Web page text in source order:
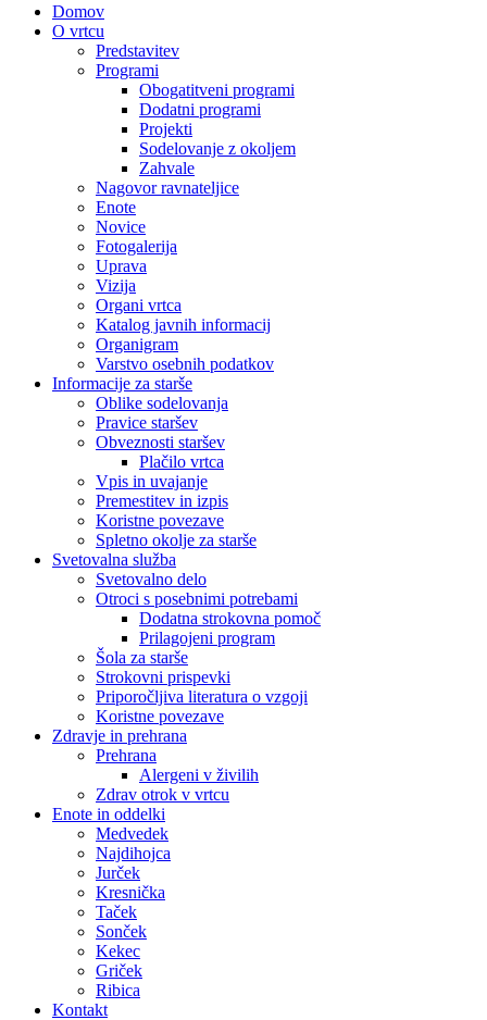
Domov
O vrtcu
Predstavitev
Programi
Obogatitveni programi
Dodatni programi
Projekti
Sodelovanje z okoljem
Zahvale
Nagovor ravnateljice
Enote
Novice
Fotogalerija
Uprava
Vizija
Organi vrtca
Katalog javnih informacij
Organigram
Varstvo osebnih podatkov
Informacije za starše
Oblike sodelovanja
Pravice staršev
Obveznosti staršev
Plačilo vrtca
Vpis in uvajanje
Premestitev in izpis
Koristne povezave
Spletno okolje za starše
Svetovalna služba
Svetovalno delo
Otroci s posebnimi potrebami
Dodatna strokovna pomoč
Prilagojeni program
Šola za starše
Strokovni prispevki
Priporočljiva literatura o vzgoji
Koristne povezave
Zdravje in prehrana
Prehrana
Alergeni v živilih
Zdrav otrok v vrtcu
Enote in oddelki
Medvedek
Najdihojca
Jurček
Kresnička
Taček
Sonček
Kekec
Griček
Ribica
Kontakt